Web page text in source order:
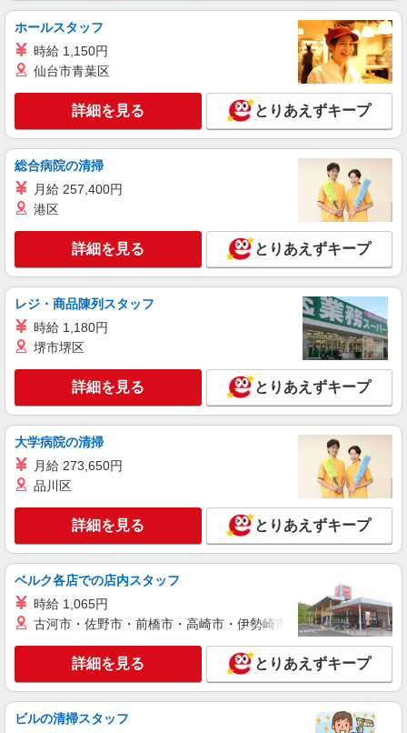
ホールスタッフ
時給 1,150円
仙台市青葉区
詳細を見る とりあえずキープ
総合病院の清掃
月給 257,400円
港区
詳細を見る とりあえずキープ
レジ・商品陳列スタッフ
時給 1,180円
堺市堺区
詳細を見る とりあえずキープ
大学病院の清掃
月給 273,650円
品川区
詳細を見る とりあえずキープ
ベルク各店での店内スタッフ
時給 1,065円
古河市・佐野市・前橋市・高崎市・伊勢崎市・太田市・館林市
詳細を見る とりあえずキープ
ビルの清掃スタッフ